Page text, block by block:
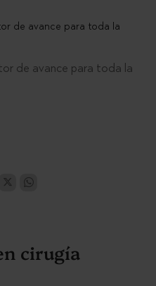
de avance para toda la
cirugía